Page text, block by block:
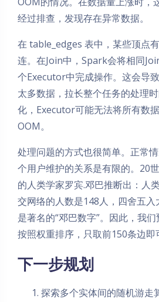
经过排查，发现存在异常数据。
在 table_edges 表中，某些顶点
连。在Join中，Spark会将相同
个Executor中完成操作。这会导
太多数据，拉长整个任务的处理
化，Executor可能无法将所有数
OOM。
处理问题的方式也很简单。正常
个用户维护的关系是有限的。20
的人类学家罗宾.邓巴推断出：人
交网络的人数是148人，四舍五
是著名的“邓巴数字”。因此，我
按照权重排序，只取前150条边即
下一步规划
探索多个实体间的随机游走